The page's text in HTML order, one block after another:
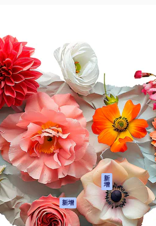
有超過
代理商
產品
Spaces
AI助手
AI圖像生成器
AI視頻生成器
AI語音生成器
圖庫內容
MCP用於
Claude/ChatGPT
新
增
AI助手 新增
API
文件
客服
使用
隱私
原創
信任
聯盟
企業